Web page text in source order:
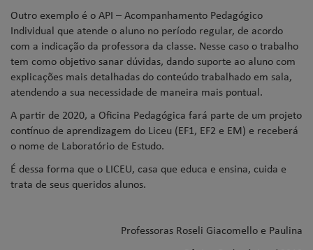
Outro exemplo é o API – Acompanhamento Pedagógico
Individual que atende o aluno no período regular, de acordo
com a indicação da professora da classe. Nesse caso o trabalho
tem como objetivo sanar dúvidas, dando suporte ao aluno com
explicações mais detalhadas do conteúdo trabalhado em sala,
atendendo a sua necessidade de maneira mais pontual.
A partir de 2020, a Oficina Pedagógica fará parte de um projeto
contínuo de aprendizagem do Liceu (EF1, EF2 e EM) e receberá
o nome de Laboratório de Estudo.
É dessa forma que o LICEU, casa que educa e ensina, cuida e
trata de seus queridos alunos.
Professoras Roseli Giacomello e Paulina